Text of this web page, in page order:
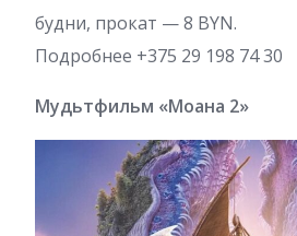
будни, прокат — 8 BYN.
Подробнее +375 29 198 74 30
Мудьтфильм «Моана 2»